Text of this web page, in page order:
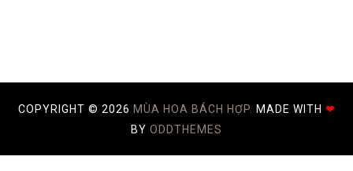
COPYRIGHT © 2026 MÙA HOA BÁCH HỢP. MADE WITH ❤
BY ODDTHEMES